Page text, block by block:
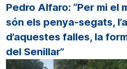
Pedro Alfaro: “Per mi el
són els penya-segats,
d’aquestes falles, la
del Senillar”